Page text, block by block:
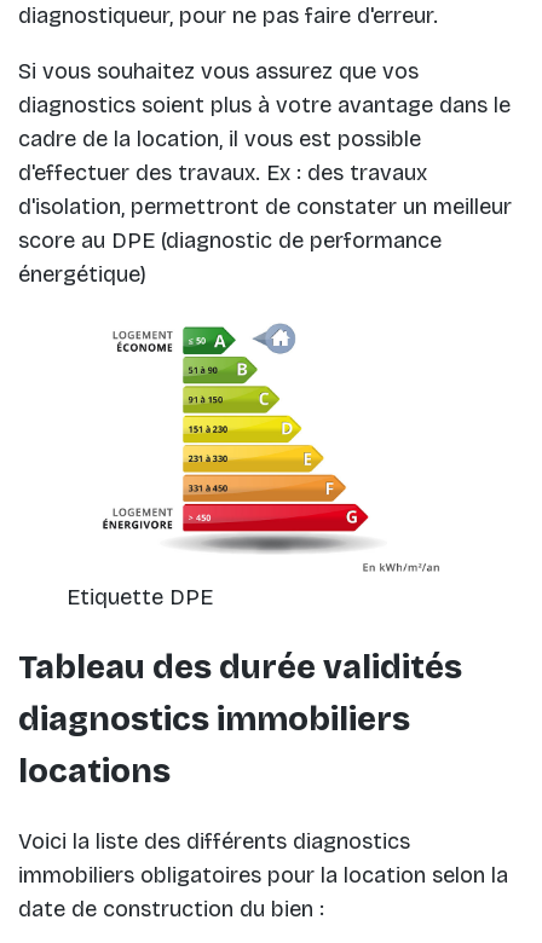
diagnostiqueur, pour ne pas faire d'erreur.
Si vous souhaitez vous assurez que vos
diagnostics soient plus à votre avantage dans le
cadre de la location, il vous est possible
d'effectuer des travaux. Ex : des travaux
d'isolation, permettront de constater un meilleur
score au DPE (diagnostic de performance
énergétique)
Etiquette DPE
Tableau des durée validités
diagnostics immobiliers
locations
Voici la liste des différents diagnostics
immobiliers obligatoires pour la location selon la
date de construction du bien :